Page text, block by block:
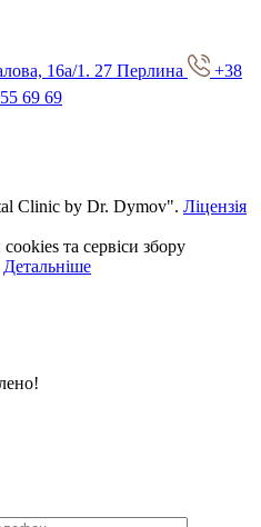
16а/1. 27 Перлина
+38
69 69
Clinic by Dr. Dymov". Ліцензія
та сервіси збору
Детальніше